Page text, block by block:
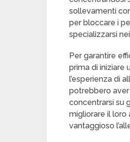
sollevamenti
per bloccare i
specializzarsi
Per garantire
prima di iniziare
l’esperienza di
potrebbero aver
concentrarsi su
migliorare il
vantaggioso